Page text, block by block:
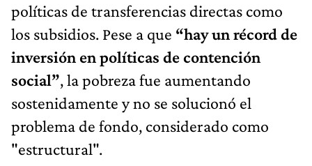
políticas de transferencias directas como
los subsidios. Pese a que “hay un récord de
inversión en políticas de contención
social”, la pobreza fue aumentando
sostenidamente y no se solucionó el
problema de fondo, considerado como
"estructural".